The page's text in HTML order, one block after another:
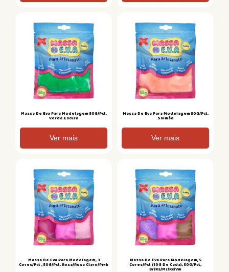
Massa De Eva Para Modelagem 50G/Pct,
Verde Escuro
Ver mais
Massa De Eva Para Modelagem 50G/Pct,
Salmão
Ver mais
Massa De Eva Para Modelagem, 3
Cores/Pct , 50G/Pct, Rosa/Rosa Claro/Pink
Massa De Eva Para Modelagem, 5
Cores/Pct (10G De Cada), 50G/Pct,
Br/Rs/Mr/Rx/Vm